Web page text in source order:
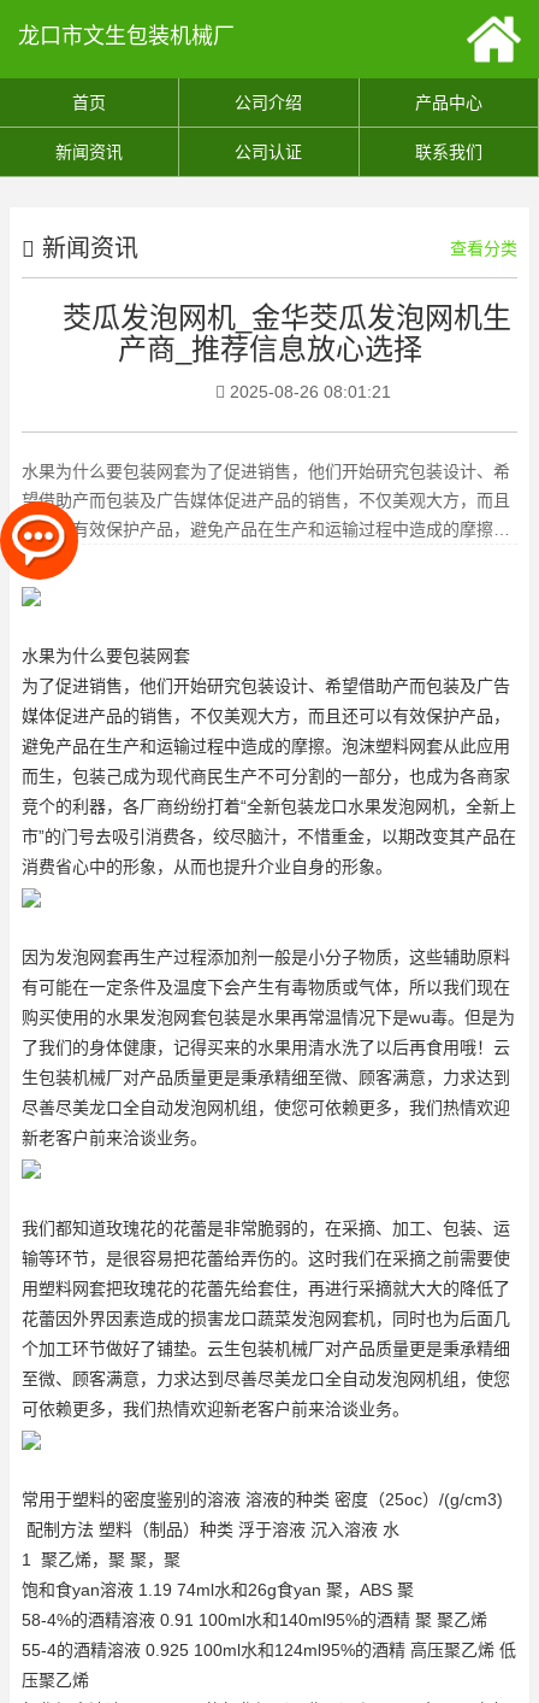
龙口市文生包装机械厂
首页 公司介绍 产品中心
新闻资讯 公司认证 联系我们
新闻资讯 查看分类
茭瓜发泡网机_金华茭瓜发泡网机生
产商_推荐信息放心选择
2025-08-26 08:01:21
水果为什么要包装网套为了促进销售，他们开始研究包装设计、希
望借助产而包装及广告媒体促进产品的销售，不仅美观大方，而且
还可以有效保护产品，避免产品在生产和运输过程中造成的摩擦。
泡沫塑料网套从此应用而生，
水果为什么要包装网套
为了促进销售，他们开始研究包装设计、希望借助产而包装及广告
媒体促进产品的销售，不仅美观大方，而且还可以有效保护产品，
避免产品在生产和运输过程中造成的摩擦。泡沫塑料网套从此应用
而生，包装己成为现代商民生产不可分割的一部分，也成为各商家
竞个的利器，各厂商纷纷打着“全新包装龙口水果发泡网机，全新上
市”的门号去吸引消费各，绞尽脑汁，不惜重金，以期改变其产品在
消费省心中的形象，从而也提升介业自身的形象。
因为发泡网套再生产过程添加剂一般是小分子物质，这些辅助原料
有可能在一定条件及温度下会产生有毒物质或气体，所以我们现在
购买使用的水果发泡网套包装是水果再常温情况下是wu毒。但是为
了我们的身体健康，记得买来的水果用清水洗了以后再食用哦！云
生包装机械厂对产品质量更是秉承精细至微、顾客满意，力求达到
尽善尽美龙口全自动发泡网机组 ，使您可依赖更多，我们热情欢迎
新老客户前来洽谈业务。
我们都知道玫瑰花的花蕾是非常脆弱的，在采摘、加工、包装、运
输等环节，是很容易把花蕾给弄伤的。这时我们在采摘之前需要使
用塑料网套把玫瑰花的花蕾先给套住，再进行采摘就大大的降低了
花蕾因外界因素造成的损害龙口蔬菜发泡网套机，同时也为后面几
个加工环节做好了铺垫。云生包装机械厂对产品质量更是秉承精细
至微、顾客满意，力求达到尽善尽美龙口全自动发泡网机组 ，使您
可依赖更多，我们热情欢迎新老客户前来洽谈业务。
常用于塑料的密度鉴别的溶液 溶液的种类 密度（25oc）/(g/cm3)
配制方法 塑料（制品）种类 浮于溶液 沉入溶液 水
1 聚乙烯，聚 聚，聚
饱和食yan溶液 1.19 74ml水和26g食yan 聚，ABS 聚
58-4%的酒精溶液 0.91 100ml水和140ml95%的酒精 聚 聚乙烯
55-4的酒精溶液 0.925 100ml水和124ml95%的酒精 高压聚乙烯 低
压聚乙烯